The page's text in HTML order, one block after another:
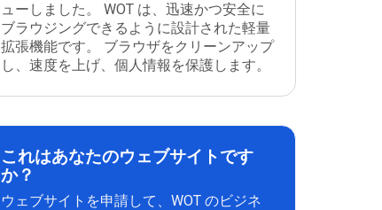
ューしました。 WOT は、迅速かつ安全に
ブラウジングできるように設計された軽量
拡張機能です。 ブラウザをクリーンアップ
し、速度を上げ、個人情報を保護します。
これはあなたのウェブサイトです
か？
ウェブサイトを申請して、WOT のビジネ